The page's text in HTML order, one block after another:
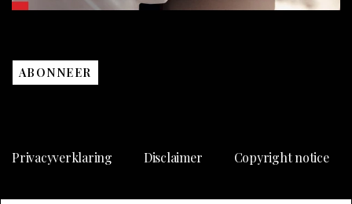
ABONNEER
Privacyverklaring Disclaimer Copyright notice